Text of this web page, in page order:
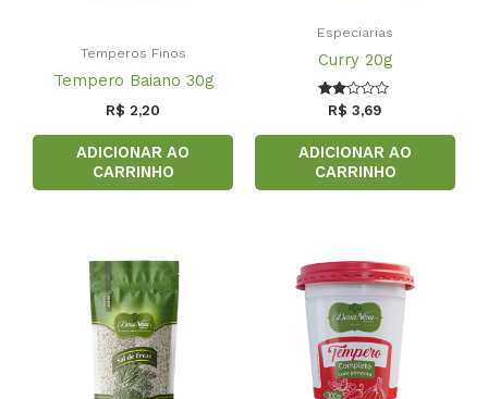
Temperos Finos
Tempero Baiano 30g
R$ 2,20
ADICIONAR AO
CARRINHO
Especiarias
Curry 20g
Avaliação
2.00
de 5
R$ 3,69
ADICIONAR AO
CARRINHO